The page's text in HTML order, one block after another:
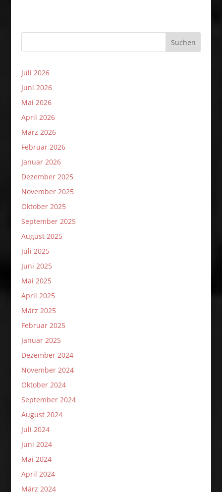
Suchen
Juli 2026
Juni 2026
Mai 2026
April 2026
März 2026
Februar 2026
Januar 2026
Dezember 2025
November 2025
Oktober 2025
September 2025
August 2025
Juli 2025
Juni 2025
Mai 2025
April 2025
März 2025
Februar 2025
Januar 2025
Dezember 2024
November 2024
Oktober 2024
September 2024
August 2024
Juli 2024
Juni 2024
Mai 2024
April 2024
März 2024